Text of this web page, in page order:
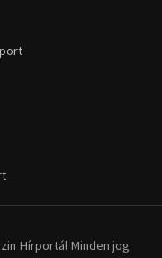
Hírportál Minden jog